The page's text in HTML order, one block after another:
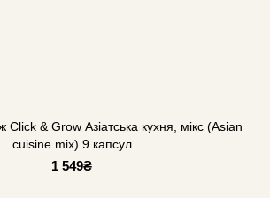
Click & Grow Азіатська кухня, мікс (Asian
cuisine mix) 9 капсул
1 549₴